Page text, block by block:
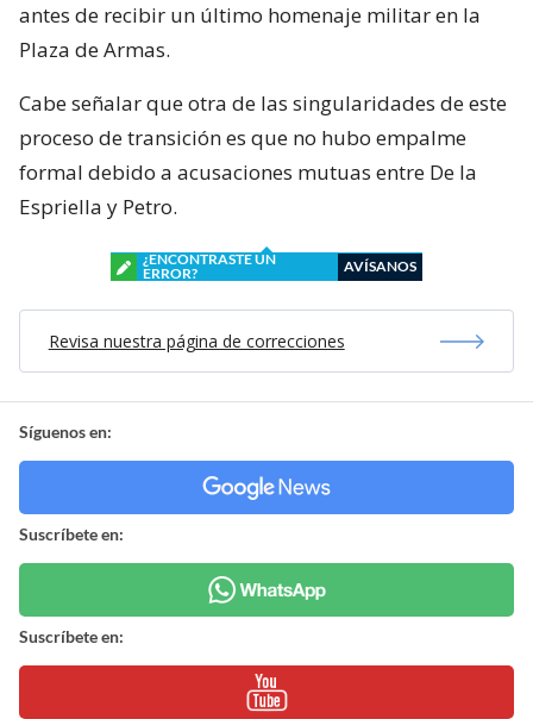
antes de recibir un último homenaje militar en la
Plaza de Armas.
Cabe señalar que otra de las singularidades de este
proceso de transición es que no hubo empalme
formal debido a acusaciones mutuas entre De la
Espriella y Petro.
¿ENCONTRASTE UN
ERROR?
AVÍSANOS
Revisa nuestra página de correcciones
Síguenos en:
Suscríbete en:
Suscríbete en: